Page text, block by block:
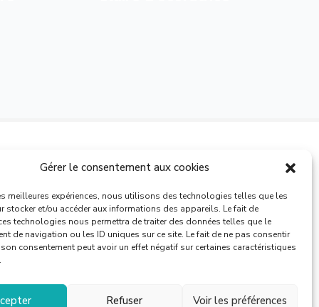
Gérer le consentement aux cookies
meilleures expériences, nous utilisons des technologies telles que les
stocker et/ou accéder aux informations des appareils. Le fait de
technologies nous permettra de traiter des données telles que le
de navigation ou les ID uniques sur ce site. Le fait de ne pas consentir
consentement peut avoir un effet négatif sur certaines caractéristiques
Refuser Voir les préférences
Nous appeler : 03 62 26 41 40
de vente Mentions légales -Plan de site